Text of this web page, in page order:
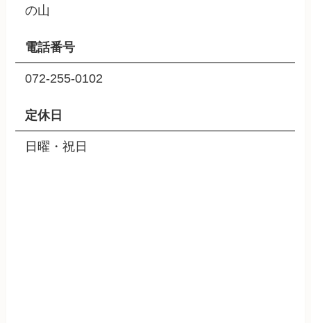
の山
電話番号
072-255-0102
定休日
日曜・祝日